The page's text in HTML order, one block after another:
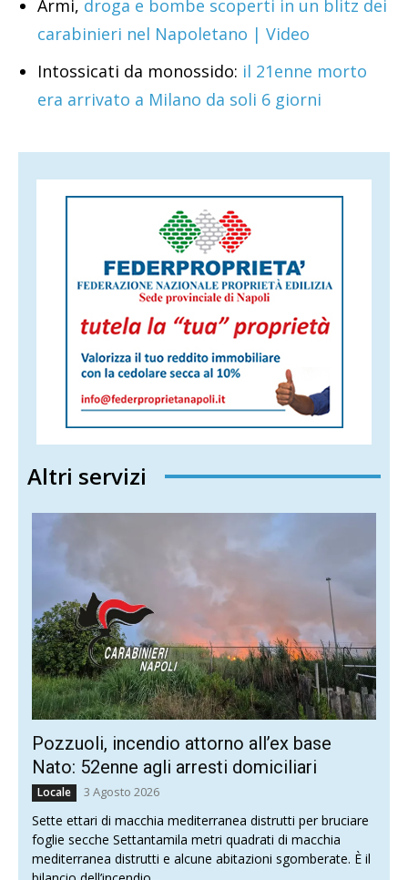
Armi, droga e bombe scoperti in un blitz dei
carabinieri nel Napoletano | Video
Intossicati da monossido: il 21enne morto
era arrivato a Milano da soli 6 giorni
Altri servizi
Pozzuoli, incendio attorno all’ex base
Nato: 52enne agli arresti domiciliari
Locale 3 Agosto 2026
Sette ettari di macchia mediterranea distrutti per bruciare
foglie secche Settantamila metri quadrati di macchia
mediterranea distrutti e alcune abitazioni sgomberate. È il